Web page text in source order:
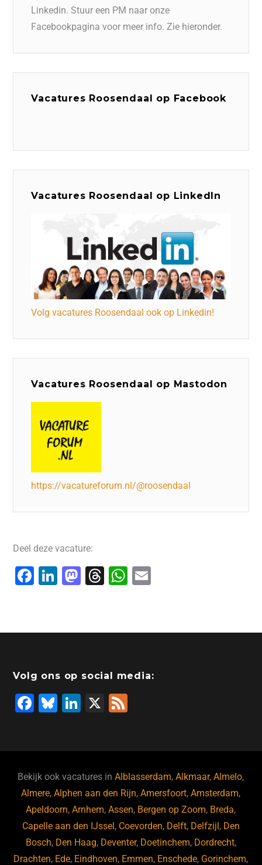
Linkedin. Stuur een PM naar onze
Facebookpagina voor meer info. Zie hieronder.
Vacatures Roosendaal op Facebook
Vacatures Roosendaal op LinkedIn
Volg vacatures Roosendaal ook op Linkedin!
Vacatures Roosendaal op Mastodon
https://vacatureforum.nl/@roosendaal
Deel deze vacature:
F
e
o
o
k
Li
e
n
M
o
o
T
a
s
W
s
p
l
Volg ons op social media:
F
b
o
o
k
Bl
ky
Li
dI
n
X
Bekijk ook vacatures inAlblasserdam,Alkmaar,Almelo,
Almere,Alphen aan den Rijn,Amersfoort,Amsterdam,
Apeldoorn,Arnhem,Assen, Bergen op Zoom, Breda,
Capelle aan den IJssel, Coevorden, Delft, Delfzijl, Den
Bosch, Den Haag, Deventer, Doetinchem, Dordrecht,
Drachten, Ede, Eindhoven, Emmen, Enschede, Gorinchem,